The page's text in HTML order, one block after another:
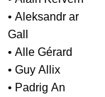
• Aleksandr ar
Gall
• Alle Gérard
• Guy Allix
• Padrig An